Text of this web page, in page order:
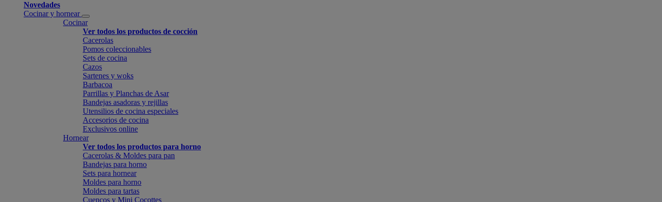
Novedades
Cocinar y hornear
Cocinar
Ver todos los productos de cocción
Cacerolas
Pomos coleccionables
Sets de cocina
Cazos
Sartenes y woks
Barbacoa
Parrillas y Planchas de Asar
Bandejas asadoras y rejillas
Utensilios de cocina especiales
Accesorios de cocina
Exclusivos online
Hornear
Ver todos los productos para horno
Cacerolas & Moldes para pan
Bandejas para horno
Sets para hornear
Moldes para horno
Moldes para tartas
Cuencos y Mini Cocottes